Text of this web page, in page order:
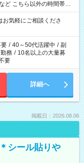
帯も
気軽にご相談くださ
要 / 40～50代活躍中 / 副
務 / 10名以上の大量募
要
詳細へ
掲載日：2026.08.06
シール貼りや